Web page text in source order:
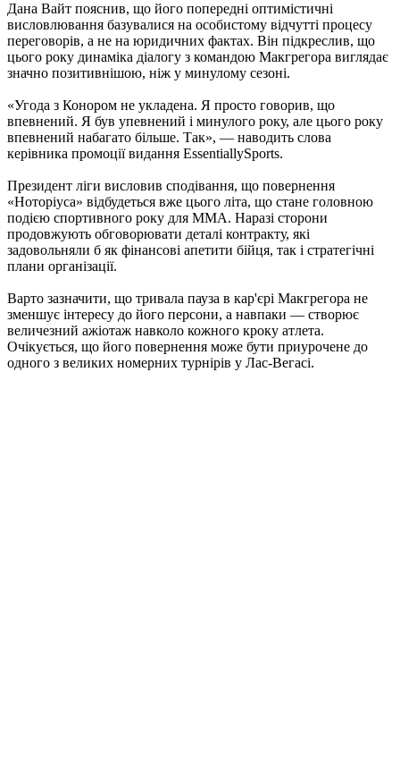
Дана Вайт пояснив, що його попередні оптимістичні
висловлювання базувалися на особистому відчутті процесу
переговорів, а не на юридичних фактах. Він підкреслив, що
цього року динаміка діалогу з командою Макгрегора виглядає
значно позитивнішою, ніж у минулому сезоні.
«Угода з Конором не укладена. Я просто говорив, що
впевнений. Я був упевнений і минулого року, але цього року
впевнений набагато більше. Так», — наводить слова
керівника промоції видання EssentiallySports.
Президент ліги висловив сподівання, що повернення
«Ноторіуса» відбудеться вже цього літа, що стане головною
подією спортивного року для ММА. Наразі сторони
продовжують обговорювати деталі контракту, які
задовольняли б як фінансові апетити бійця, так і стратегічні
плани організації.
Варто зазначити, що тривала пауза в кар'єрі Макгрегора не
зменшує інтересу до його персони, а навпаки — створює
величезний ажіотаж навколо кожного кроку атлета.
Очікується, що його повернення може бути приурочене до
одного з великих номерних турнірів у Лас-Вегасі.